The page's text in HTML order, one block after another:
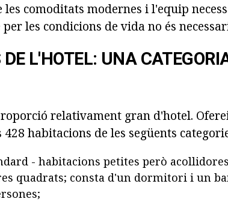
comoditats modernes i l'equip
les condicions de vida no és
L'HOTEL: UNA
relativament gran d'hotel.
habitacions de les següents
- habitacions petites però
quadrats; consta d'un dormitori i un